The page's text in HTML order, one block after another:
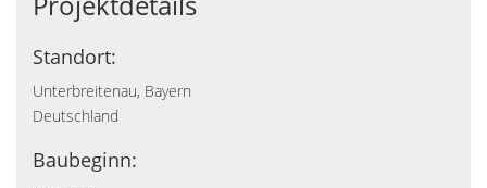
Standort:
Unterbreitenau, Bayern
Deutschland
Baubeginn: